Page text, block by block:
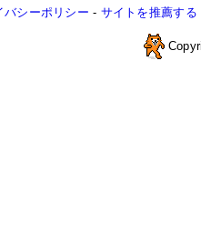
バシーポリシー - サイトを推薦する